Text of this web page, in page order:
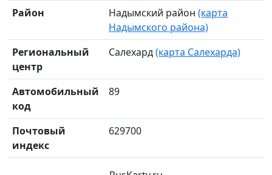
Район
Надымский район (карта
Надымского района)
Региональный
центр
Салехард(карта Салехарда)
Автомобильный
код
89
Почтовый
индекс
629700